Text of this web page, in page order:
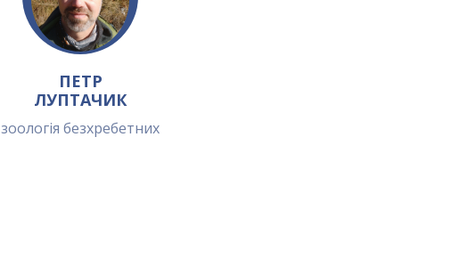
ПЕТР
ЛУПТАЧИК
зоологія безхребетних